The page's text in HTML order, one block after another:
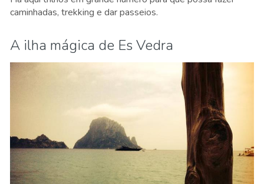
caminhadas, trekking e dar passeios.
A ilha mágica de Es Vedra